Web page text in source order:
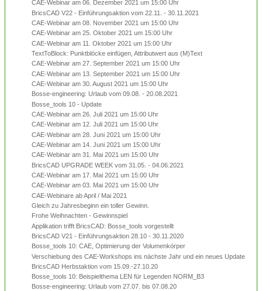
CAE-Webinar am 06. Dezember 2021 um 15:00 Uhr
BricsCAD V22 - Einführungsaktion vom 22.11. - 30.11.2021
CAE-Webinar am 08. November 2021 um 15:00 Uhr
CAE-Webinar am 25. Oktober 2021 um 15:00 Uhr
CAE-Webinar am 11. Oktober 2021 um 15:00 Uhr
TextToBlock: Punktblöcke einfügen, Attributwert aus (M)Text
CAE-Webinar am 27. September 2021 um 15:00 Uhr
CAE-Webinar am 13. September 2021 um 15:00 Uhr
CAE-Webinar am 30. August 2021 um 15:00 Uhr
Bosse-engineering: Urlaub vom 09.08. - 20.08.2021
Bosse_tools 10 - Update
CAE-Webinar am 26. Juli 2021 um 15:00 Uhr
CAE-Webinar am 12. Juli 2021 um 15:00 Uhr
CAE-Webinar am 28. Juni 2021 um 15:00 Uhr
CAE-Webinar am 14. Juni 2021 um 15:00 Uhr
CAE-Webinar am 31. Mai 2021 um 15:00 Uhr
BricsCAD UPGRADE WEEK vom 31.05. - 04.06.2021
CAE-Webinar am 17. Mai 2021 um 15:00 Uhr
CAE-Webinar am 03. Mai 2021 um 15:00 Uhr
CAE-Webinare ab April / Mai 2021
Gleich zu Jahresbeginn ein toller Gewinn.
Frohe Weihnachten - Gewinnspiel
Applikation trifft BricsCAD: Bosse_tools vorgestellt
BricsCAD V21 - Einführungsaktion 28.10 - 30.11.2020
Bosse_tools 10: CAE, Optimierung der Volumenkörper
Verschiebung des CAE-Workshops ins nächste Jahr und ein neues Update
BricsCAD Herbstaktion vom 15.09.-27.10.20
Bosse_tools 10: Beispielthema LEN für Legenden NORM_B3
Bosse-engineering: Urlaub vom 27.07. bis 07.08.20